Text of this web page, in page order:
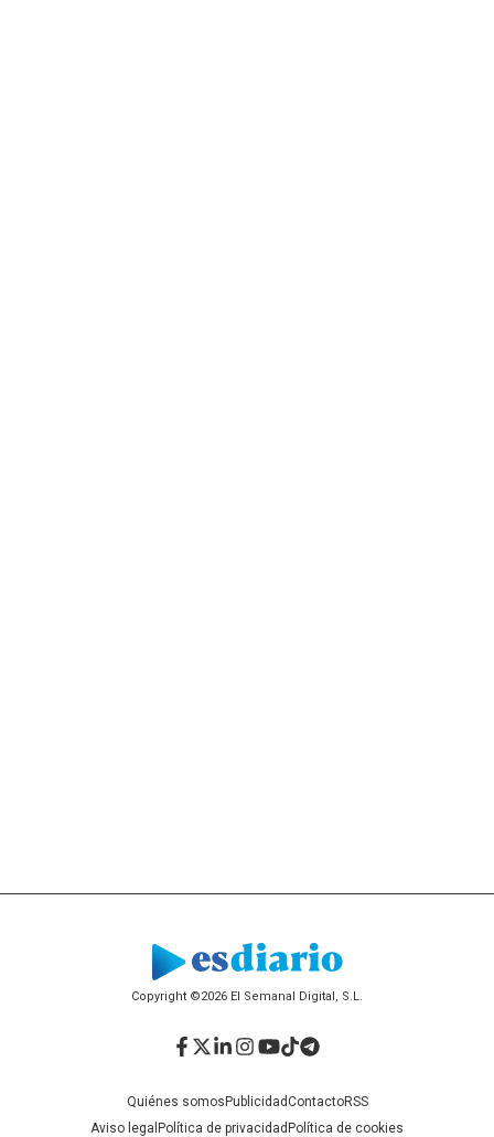
Copyright ©2026 El Semanal Digital, S.L.
Quiénes somosPublicidadContactoRSS
Aviso legal Política de privacidadPolítica de cookies
Facebook
Twitter
LinkedIn
Instagram
YouTube
TikTok
Telegram